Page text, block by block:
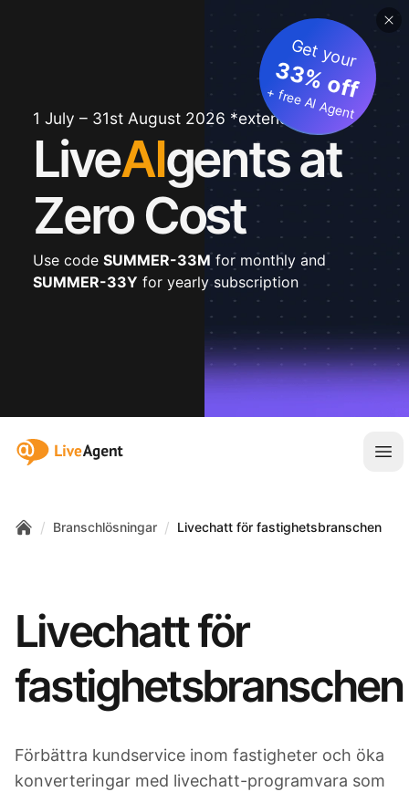
1 July – 31st August 2026 *extended
LiveAIgents at
Zero Cost
Get your
33% off
+ free AI Agent
Use code SUMMER-33Mfor monthly and
SUMMER-33Y for yearly subscription
:site.title
/ Branschlösningar / Livechatt för fastighetsbranschen
Livechatt för
fastighetsbranschen
Förbättra kundservice inom fastigheter och öka
konverteringar med livechatt-programvara som